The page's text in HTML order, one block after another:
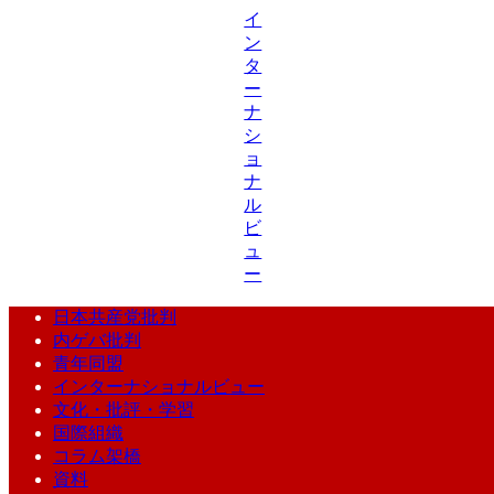
イ
ン
タ
ー
ナ
シ
ョ
ナ
ル
ビ
ュ
ー
日本共産党批判
内ゲバ批判
青年同盟
インターナショナルビュー
文化・批評・学習
国際組織
コラム架橋
資料